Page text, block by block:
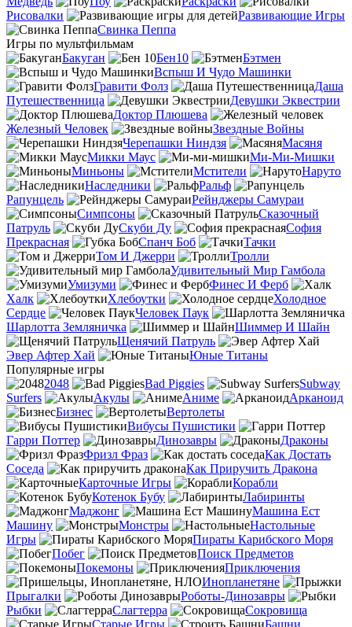
Рисовалки
Развивающие Игры
Свинка Пеппа
Игры по мультфильмам
Бакуган
Бен10
Бэтмен
Вспыш И Чудо Машинки
Гравити Фолз
Даша
Путешественница
Девушки Эквестрии
Доктор Плюшева
Железный Человек
Звездные Войны
Черепашки Ниндзя
Масяня
Микки Маус
Ми-Ми-Мишки
Миньоны
Мстители
Наруто
Наследники
Ральф
Рапунцель
Рейнджеры Самураи
Симпсоны
Сказочный
Патруль
Скуби Ду
София
Прекрасная
Спанч Боб
Тачки
Том И Джерри
Тролли
Удивительный Мир Гамбола
Умизуми
Финес И Ферб
Халк
Хлебоутки
Холодное
Сердце
Человек Паук
Шарлотта Земляничка
Шиммер И Шайн
Щенячий Патруль
Эвер Афтер Хай
Юные Титаны
Популярные игры
2048
Bad Piggies
Subway
Surfers
Акулы Аниме
Арканоид
Бизнес
Вертолеты
Вибусы Пушистики
Гарри Поттер
Динозавры
Драконы
Фризл Фраз
Как Достать
Соседа
Как Приручить Дракона
Карточные Игры
Корабли
Котенок Бубу
Лабиринты
Маджонг
Машина Ест
Машину
Монстры
Настольные
Игры
Пираты Карибского Моря
Побег
Поиск Предметов
Покемоны
Приключения
Инопланетяне
Прыгалки
Роботы-Динозавры
Рыбки
Слагтерра
Сокровища
Старые Игры
Башни